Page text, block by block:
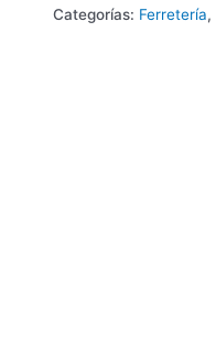
Categorías: Ferretería,